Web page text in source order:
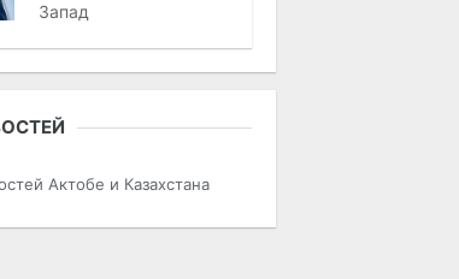
Запад
Актобе и Казахстана